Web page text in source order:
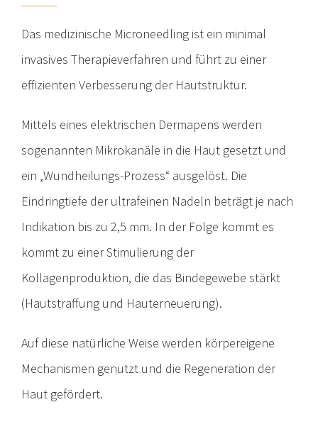
Das medizinische Microneedling ist ein minimal
invasives Therapieverfahren und führt zu einer
effizienten Verbesserung der Hautstruktur.
Mittels eines elektrischen Dermapens werden
sogenannten Mikrokanäle in die Haut gesetzt und
ein „Wundheilungs-Prozess“ ausgelöst. Die
Eindringtiefe der ultrafeinen Nadeln beträgt je nach
Indikation bis zu 2,5 mm. In der Folge kommt es
kommt zu einer Stimulierung der
Kollagenproduktion, die das Bindegewebe stärkt
(Hautstraffung und Hauterneuerung).
Auf diese natürliche Weise werden körpereigene
Mechanismen genutzt und die Regeneration der
Haut gefördert.